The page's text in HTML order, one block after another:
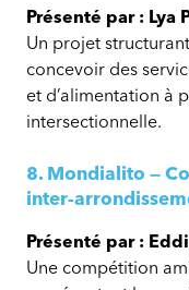
Présenté par : Lya
Un projet
concevoir des
et d’alimentation à
intersectionnelle.
8. Mondialito —
Présenté par :
Une compétition